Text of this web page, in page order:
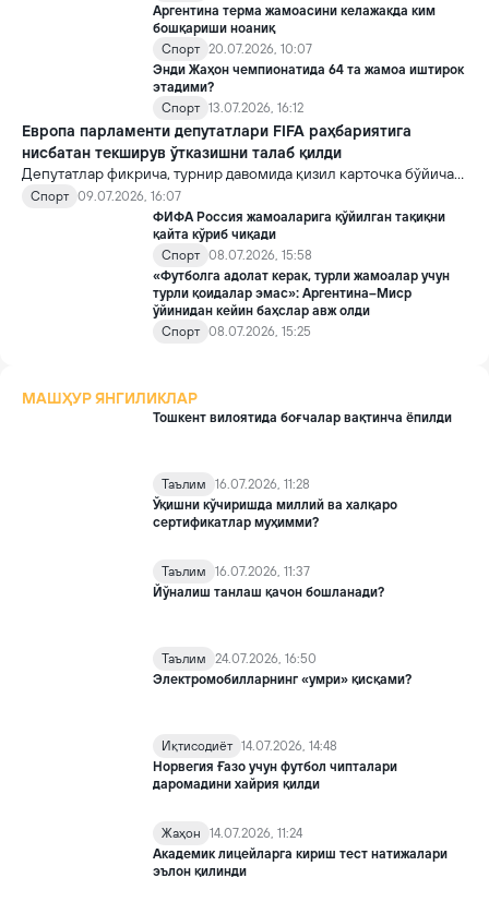
Аргентина терма жамоасини келажакда ким
бошқариши ноаниқ
Спорт 20.07.2026, 10:07
Энди Жаҳон чемпионатида 64 та жамоа иштирок
этадими?
Спорт 13.07.2026, 16:12
Европа парламенти депутатлари FIFA раҳбариятига
нисбатан текширув ўтказишни талаб қилди
Депутатлар фикрича, турнир давомида қизил карточка бўйича
қоидани ўзгартириш қарори Трампнинг Инфантино билан
телефон мулоқотидан сўнг қабул қилинган.
Спорт 09.07.2026, 16:07
ФИФА Россия жамоаларига қўйилган тақиқни
қайта кўриб чиқади
Спорт 08.07.2026, 15:58
«Футболга адолат керак, турли жамоалар учун
турли қоидалар эмас»: Аргентина–Миср
ўйинидан кейин баҳслар авж олди
Спорт 08.07.2026, 15:25
МАШҲУР ЯНГИЛИКЛАР
Тошкент вилоятида боғчалар вақтинча ёпилди
Таълим
16.07.2026, 11:28
Ўқишни кўчиришда миллий ва халқаро
сертификатлар муҳимми?
Таълим
16.07.2026, 11:37
Йўналиш танлаш қачон бошланади?
Таълим
24.07.2026, 16:50
Электромобилларнинг «умри» қисқами?
Иқтисодиёт 14.07.2026, 14:48
Норвегия Ғазо учун футбол чипталари
даромадини хайрия қилди
Жаҳон
14.07.2026, 11:24
Академик лицейларга кириш тест натижалари
эълон қилинди